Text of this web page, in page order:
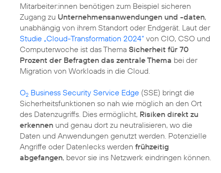
Mitarbeiter:innen benötigen zum Beispiel sicheren
Zugang zu Unternehmensanwendungen und -daten,
unabhängig von ihrem Standort oder Endgerät. Laut der
Studie „Cloud-Transformation 2024“ von CIO, CSO und
Computerwoche ist das Thema Sicherheit für 70
Prozent der Befragten das zentrale Thema bei der
Migration von Workloads in die Cloud.
O2 Business Security Service Edge (SSE) bringt die
Sicherheitsfunktionen so nah wie möglich an den Ort
des Datenzugriffs. Dies ermöglicht, Risiken direkt zu
erkennen und genau dort zu neutralisieren, wo die
Daten und Anwendungen genutzt werden. Potenzielle
Angriffe oder Datenlecks werden frühzeitig
abgefangen, bevor sie ins Netzwerk eindringen können.